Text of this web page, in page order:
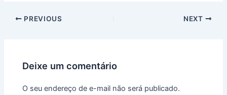
PREVIOUS NEXT
Deixe um comentário
O seu endereço de e-mail não será publicado.